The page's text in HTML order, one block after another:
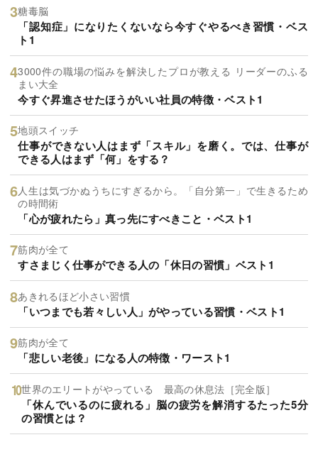
糖毒脳
「認知症」になりたくないなら今すぐやるべき習慣・ベス
ト1
3000件の職場の悩みを解決したプロが教える リーダーのふる
まい大全
今すぐ昇進させたほうがいい社員の特徴・ベスト1
地頭スイッチ
仕事ができない人はまず「スキル」を磨く。では、仕事が
できる人はまず「何」をする？
人生は気づかぬうちにすぎるから。「自分第一」で生きるため
の時間術
「心が疲れたら」真っ先にすべきこと・ベスト1
筋肉が全て
すさまじく仕事ができる人の「休日の習慣」ベスト1
あきれるほど小さい習慣
「いつまでも若々しい人」がやっている習慣・ベスト1
筋肉が全て
「悲しい老後」になる人の特徴・ワースト1
世界のエリートがやっている 最高の休息法［完全版］
「休んでいるのに疲れる」脳の疲労を解消するたった5分
の習慣とは？